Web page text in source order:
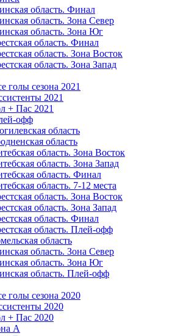
область. Финал
область. Зона Север
область. Зона Юг
область. Финал
область. Зона Восток
область. Зона Запад
голы сезона 2021
2021
+ Пас 2021
офф
область
область
область. Зона Восток
область. Зона Запад
область. Финал
область. 7-12 места
область. Зона Восток
область. Зона Запад
область. Финал
область. Плей-офф
область
область. Зона Север
область. Зона Юг
область. Плей-офф
голы сезона 2020
2020
+ Пас 2020
А